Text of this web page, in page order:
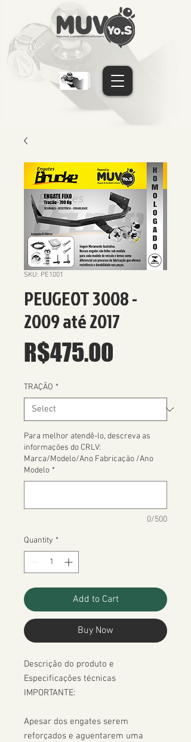
SKU: PE1001
PEUGEOT 3008 -
2009 até 2017
R$475.00
TRAÇÃO *
Para melhor atendê-lo, descreva as
informações do CRLV:
Marca/Modelo/Ano Fabricação /Ano
Modelo *
0/500
Quantity *
Add to Cart
Buy Now
Descrição do produto e
Especificações técnicas
IMPORTANTE:
Apesar dos engates serem
reforçados e aguentarem uma